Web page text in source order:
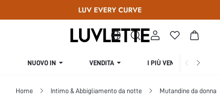
NUOVO IN VENDITA I PIÙ VENDUTI
Home Intimo & Abbigliamento da notte Mutandine da donna